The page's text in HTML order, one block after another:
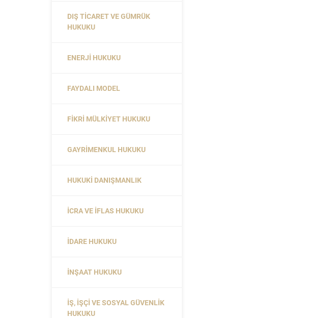
DIŞ TICARET VE GÜMRÜK
HUKUKU
ENERJI HUKUKU
FAYDALI MODEL
FIKRI MÜLKIYET HUKUKU
GAYRIMENKUL HUKUKU
HUKUKI DANIŞMANLIK
İCRA VE İFLAS HUKUKU
İDARE HUKUKU
İNŞAAT HUKUKU
İŞ, İŞÇI VE SOSYAL GÜVENLIK
HUKUKU